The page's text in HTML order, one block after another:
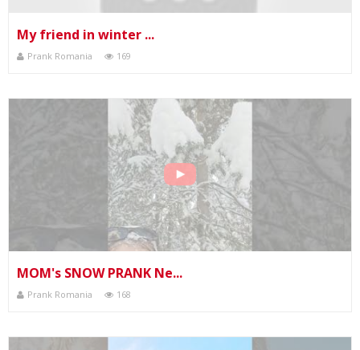
My friend in winter ...
Prank Romania 169
MOM's SNOW PRANK Ne...
Prank Romania 168